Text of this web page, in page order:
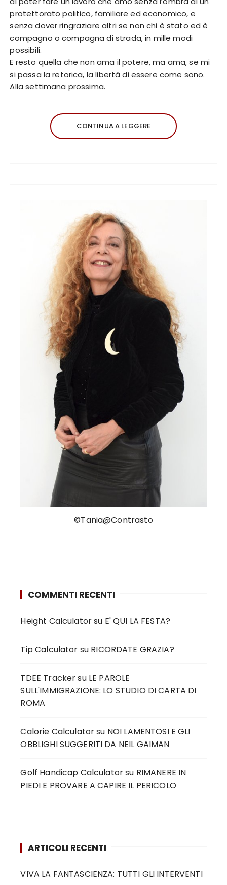
protettorato politico, familiare ed economico, e
senza dover ringraziare altri se non chi è stato ed è
compagno o compagna di strada, in mille modi
possibili.
E resto quella che non ama il potere, ma ama, se mi
si passa la retorica, la libertà di essere come sono.
Alla settimana prossima.
CONTINUA A LEGGERE
©Tania@Contrasto
COMMENTI RECENTI
Height Calculatorsu E' QUI LA FESTA?
Tip Calculator su RICORDATE GRAZIA?
TDEE Trackersu LE PAROLE
SULL'IMMIGRAZIONE: LO STUDIO DI CARTA DI
ROMA
Calorie Calculatorsu NOI LAMENTOSI E GLI
OBBLIGHI SUGGERITI DA NEIL GAIMAN
Golf Handicap Calculatorsu RIMANERE IN
PIEDI E PROVARE A CAPIRE IL PERICOLO
ARTICOLI RECENTI
VIVA LA FANTASCIENZA: TUTTI GLI INTERVENTI